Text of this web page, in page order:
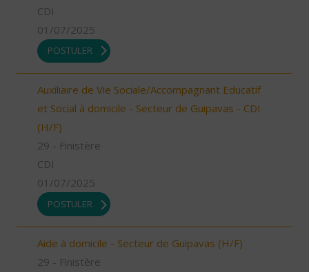
CDI
01/07/2025
POSTULER
Auxiliaire de Vie Sociale/Accompagnant Educatif
et Social à domicile - Secteur de Guipavas - CDI
(H/F)
29 - Finistère
CDI
01/07/2025
POSTULER
Aide à domicile - Secteur de Guipavas (H/F)
29 - Finistère